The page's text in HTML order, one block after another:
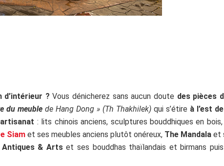
d’intérieur ? Vous dénicherez sans aucun doute des pièces
du meuble de Hang Dong » (Th Thakhilek) qui s’étire à l’est
: lits chinois anciens, sculptures bouddhiques en
Siam et ses meubles anciens plutôt onéreux, The Mandala et
Antiques & Artset ses bouddhas thaïlandais et birmans puis